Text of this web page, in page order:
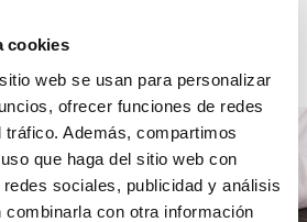
cookies
web se usan para personalizar
ofrecer funciones de redes
Además, compartimos
que haga del sitio web con
sociales, publicidad y análisis
combinarla con otra información
y contable, Renta